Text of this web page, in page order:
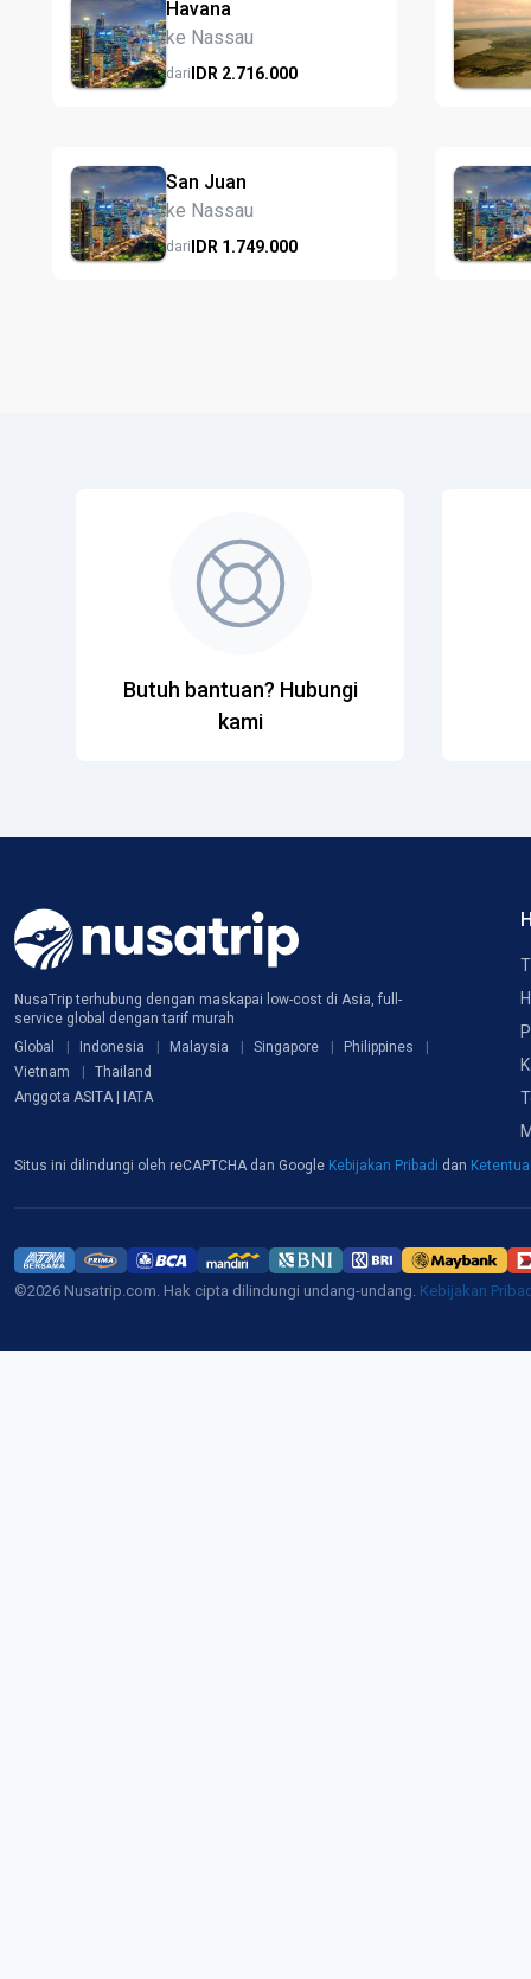
Havana
ke Nassau
dariIDR 2.716.000
San Juan
ke Nassau
dariIDR 1.749.000
Butuh bantuan? Hubungi
kami
NusaTrip terhubung dengan maskapai low-cost di Asia, full-
service global dengan tarif murah
Global
Indonesia Malaysia Singapore
Philippines
Vietnam
Thailand
Anggota ASITA | IATA
Situs ini dilindungi oleh reCAPTCHA dan Google Kebijakan Pribadi dan
©2026 Nusatrip.com. Hak cipta dilindungi undang-undang. Kebijakan